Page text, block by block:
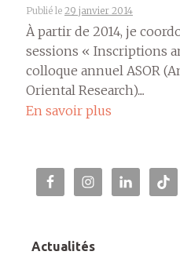
Publié le 29 janvier 2014
À partir de 2014, je
sessions « Inscriptions
colloque annuel ASOR
Oriental Research)....
En savoir plus
Actualités